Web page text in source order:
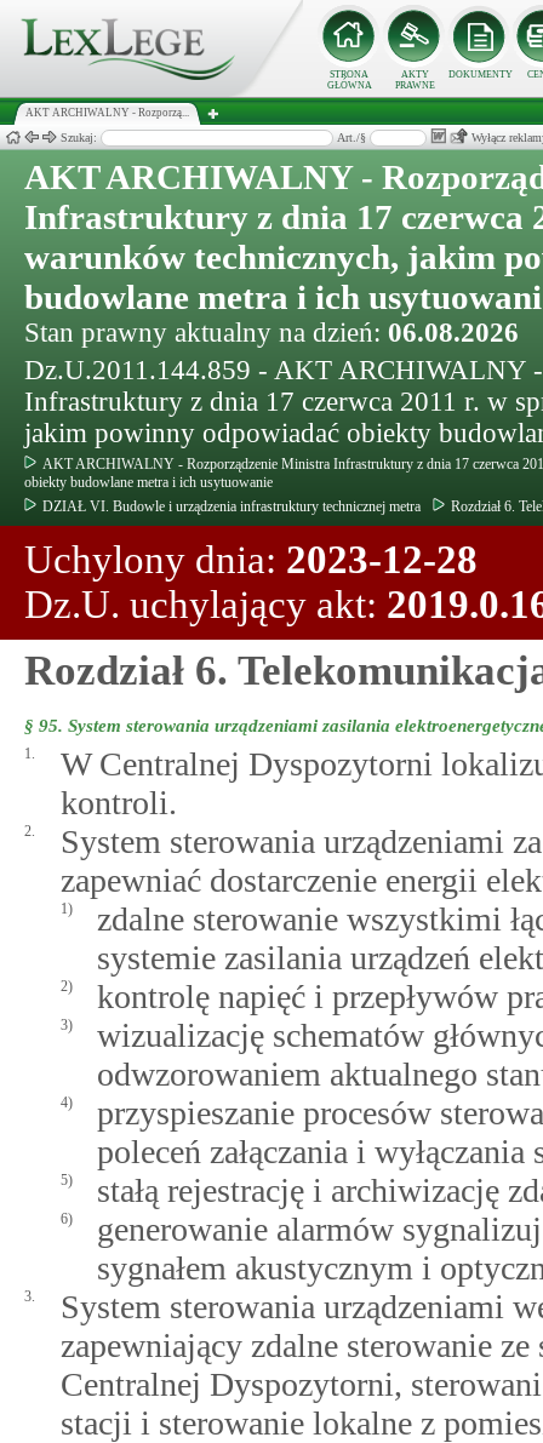
STRONA
GŁÓWNA
AKTY
PRAWNE
DOKUMENTY
AKT ARCHIWALNY - Rozporzą...
Szukaj: Art./§ Wyłącz
AKT ARCHIWALNY -
Infrastruktury z dnia 17 czerwca
warunków technicznych, jakim
budowlane metra i ich
Stan prawny aktualny na dzień: 06.08.2026
Dz.U.2011.144.859 - AKT ARCHIWALNY
Infrastruktury z dnia 17 czerwca 2011 r. w
jakim powinny odpowiadać obiekty
AKT ARCHIWALNY - Rozporządzenie Ministra Infrastruktury z dnia 17 czerwca
obiekty budowlane metra i ich usytuowanie
DZIAŁ VI. Budowle i urządzenia infrastruktury technicznej metra
Rozdział 6.
Uchylony dnia: 2023-12-28
Dz.U. uchylający akt:
Rozdział 6.
§ 95. System sterowania urządzeniami zasilania
1.
W Centralnej Dyspozytorni
kontroli.
2.
System sterowania urządzeniami
zapewniać dostarczenie energii
1)
zdalne sterowanie wszystkimi
systemie zasilania urządzeń
2) kontrolę napięć i przepływów
3)
wizualizację schematów
odwzorowaniem aktualnego
4)
przyspieszanie procesów
poleceń załączania i
5) stałą rejestrację i archiwizację
6)
generowanie alarmów
sygnałem akustycznym i
3.
System sterowania urządzeniami
zapewniający zdalne sterowanie
Centralnej Dyspozytorni,
stacji i sterowanie lokalne z